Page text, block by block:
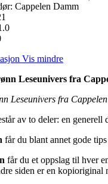
Cappelen Damm
Vis mindre
Leseunivers fra
Leseunivers fra
av to deler: en generell
får du blant annet gode
får du et oppslag til hver
siden er en kopioriginal